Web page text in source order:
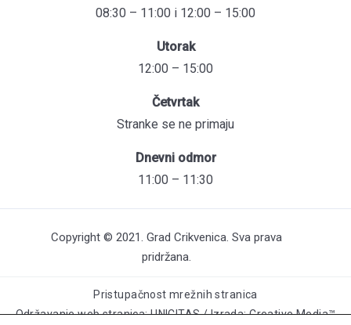
08:30 – 11:00 i 12:00 – 15:00
Utorak
12:00 – 15:00
Četvrtak
Stranke se ne primaju
Dnevni odmor
11:00 – 11:30
Copyright © 2021. Grad Crikvenica. Sva prava
pridržana.
Pristupačnost mrežnih stranica
Održavanje web stranica: UNICITAS / Izrada: Creative Media™